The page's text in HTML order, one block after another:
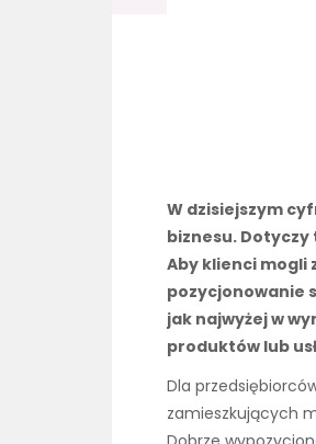
W dzisiejszym
biznesu.
Aby klienci mogli
pozycjonowanie
jak najwyżej w
produktów lub
Dla
zamieszkujących